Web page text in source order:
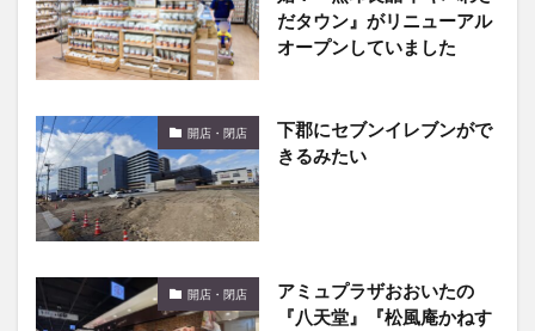
だタウン』がリニューアル
オープンしていました
開店・閉店
下郡にセブンイレブンがで
きるみたい
開店・閉店
アミュプラザおおいたの
『八天堂』『松風庵かねす